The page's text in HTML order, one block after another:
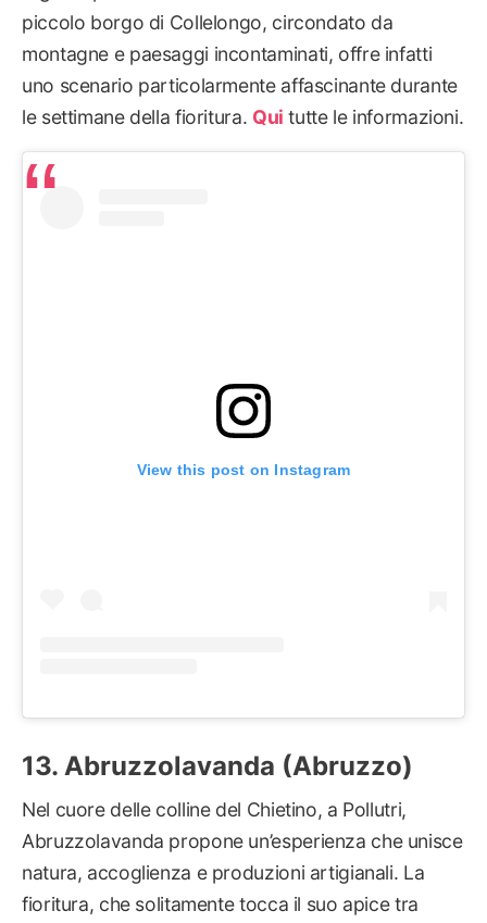
piccolo borgo di Collelongo, circondato da
montagne e paesaggi incontaminati, offre infatti
uno scenario particolarmente affascinante durante
le settimane della fioritura. Qui tutte le informazioni.
View this post on Instagram
Abruzzolavanda (Abruzzo)
Nel cuore delle colline del Chietino, a Pollutri,
Abruzzolavanda propone un’esperienza che unisce
natura, accoglienza e produzioni artigianali. La
fioritura, che solitamente tocca il suo apice tra